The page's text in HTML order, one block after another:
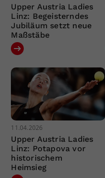
Upper Austria Ladies
Linz: Begeisterndes
Jubiläum setzt neue
Maßstäbe
11.04.2026
Upper Austria Ladies
Linz: Potapova vor
historischem
Heimsieg